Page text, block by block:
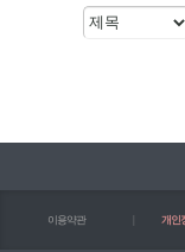
이용약관 개인